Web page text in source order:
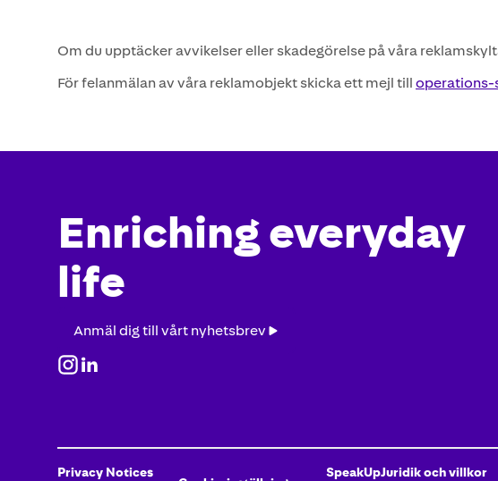
Om du upptäcker avvikelser eller skadegörelse på våra
För felanmälan av våra reklamobjekt skicka ett mejl till operations-
Enriching everyday
life
dig
till
Anmäl dig till vårt nyhetsbrev
Privacy Notices SpeakUpJuridik och villkor